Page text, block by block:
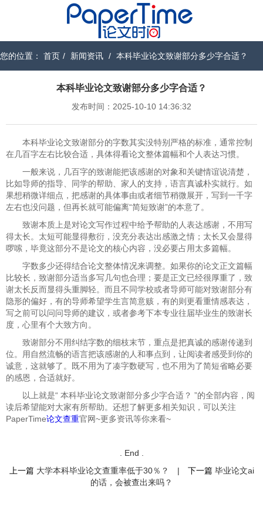
您的位置： 首页 / 新闻资讯 / 本科毕业论文致谢部分多少字合适？
本科毕业论文致谢部分多少字合适？
发布时间：2025-10-10 14:36:32
本科毕业论文致谢部分的字数其实没特别严格的标准，通常控制
在几百字左右比较合适，具体得看论文整体篇幅和个人表达习惯。
一般来说，几百字的致谢能把该感谢的对象和关键情谊说清楚，
比如导师的指导、同学的帮助、家人的支持，语言真诚朴实就行。如
果想稍微详细点，把感谢的具体事由或者细节稍微展开，写到一千字
左右也没问题，但再长就可能偏离“简短致谢”的本意了。
致谢本质上是对论文写作过程中给予帮助的人表达感谢，不用写
得太长。太短可能显得敷衍，没充分表达出感激之情；太长又会显得
啰嗦，毕竟这部分不是论文的核心内容，没必要占用太多篇幅。
字数多少还得结合论文整体情况来调整。如果你的论文正文篇幅
比较长，致谢部分适当多写几句也合理；要是正文已经很厚重了，致
谢太长反而显得头重脚轻。而且不同学校或者导师可能对致谢部分有
隐形的偏好，有的导师希望学生言简意赅，有的则更看重情感表达，
写之前可以问问导师的建议，或者参考下本专业往届毕业生的致谢长
度，心里有个大致方向。
致谢部分不用纠结字数的细枝末节，重点是把真诚的感谢传递到
位。用自然流畅的语言把该感谢的人和事点到，让阅读者感受到你的
诚意，这就够了。既不用为了凑字数硬写，也不用为了简短省略必要
的感恩，合适就好。
以上就是“ 本科毕业论文致谢部分多少字合适？ ”的全部内容，阅
读后希望能对大家有所帮助。还想了解更多相关知识，可以关注
PaperTime论文查重官网~更多资讯等你来看~
. End .
上一篇 大学本科毕业论文查重率低于30％？ | 下一篇 毕业论文ai
的话，会被查出来吗？